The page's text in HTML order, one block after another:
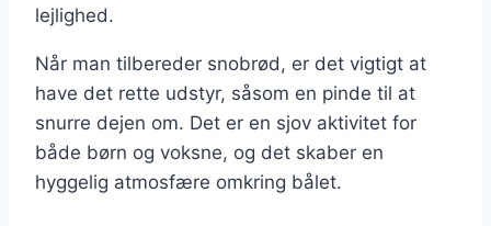
lejlighed.
Når man tilbereder snobrød, er det vigtigt at
have det rette udstyr, såsom en pinde til at
snurre dejen om. Det er en sjov aktivitet for
både børn og voksne, og det skaber en
hyggelig atmosfære omkring bålet.